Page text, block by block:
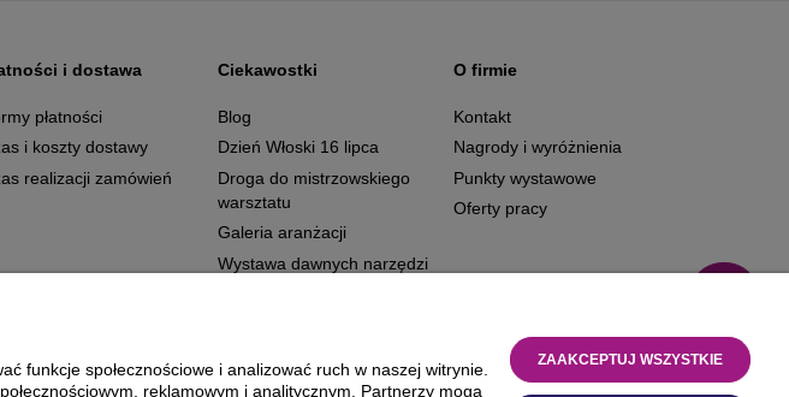
i dostawa
płatności
i koszty dostawy
realizacji zamówień
Ciekawostki
Blog
Dzień Włoski 16 lipca
Droga do mistrzowskiego
warsztatu
Galeria aranżacji
Wystawa dawnych narzędzi
O firmie
Kontakt
Nagrody i wyróżnienia
Punkty wystawowe
Oferty pracy
funkcje społecznościowe i analizować ruch w naszej witrynie.
reklamowym i analitycznym. Partnerzy mogą
ZAAKCEPTUJ WSZYSTKIE